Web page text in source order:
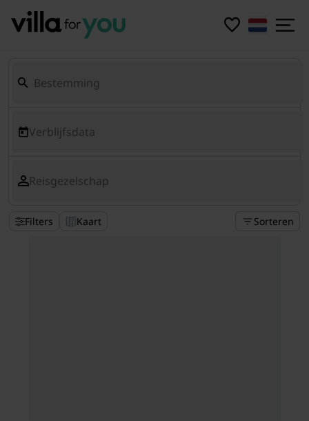
Verblijfsdata
Reisgezelschap
Filters Kaart Sorteren